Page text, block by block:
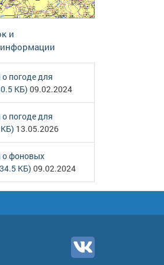
и
информации
погоде для
КБ) 09.02.2024
погоде для
13.05.2026
о фоновых
КБ) 09.02.2024